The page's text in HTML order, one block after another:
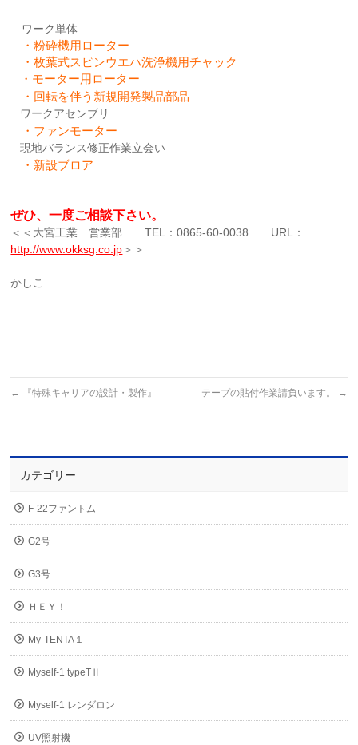
ワーク単体
・粉砕機用ローター
・枚葉式スピンウエハ洗浄機用チャック
・モーター用ローター
・回転を伴う新規開発製品部品
ワークアセンブリ
・ファンモーター
現地バランス修正作業立会い
・新設ブロア
ぜひ、一度ご相談下さい。
＜＜大宮工業 営業部TEL ：0865-60-0038 URL ：
http://www.okksg.co.jp＞＞
かしこ
← 『特殊キャリアの設計・製作』 テープの貼付作業請負います。 →
カテゴリー
F-22ファントム
G2号
G3号
ＨＥＹ！
My-TENTA１
Myself-1 typeTⅡ
Myself-1 レンダロン
UV照射機